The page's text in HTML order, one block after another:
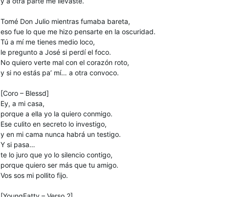
Tomé Don Julio mientras fumaba bareta,
eso fue lo que me hizo pensarte en la oscuridad.
Tú a mí me tienes medio loco,
le pregunto a José si perdí el foco.
No quiero verte mal con el corazón roto,
y si no estás pa’ mí… a otra convoco.
[Coro – Blessd]
Ey, a mi casa,
porque a ella yo la quiero conmigo.
Ese culito en secreto lo investigo,
y en mi cama nunca habrá un testigo.
Y si pasa…
te lo juro que yo lo silencio contigo,
porque quiero ser más que tu amigo.
Vos sos mi pollito fijo.